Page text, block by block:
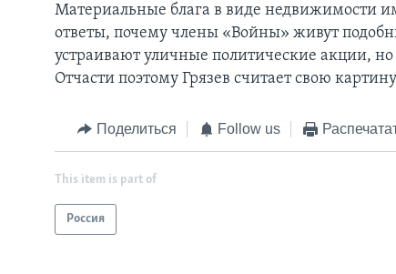
Материальные блага в виде недвижимости
ответы, почему члены «Войны» живут
устраивают уличные политические акции,
Отчасти поэтому Грязев считает свою
Поделиться Follow us
This item is part of
Россия